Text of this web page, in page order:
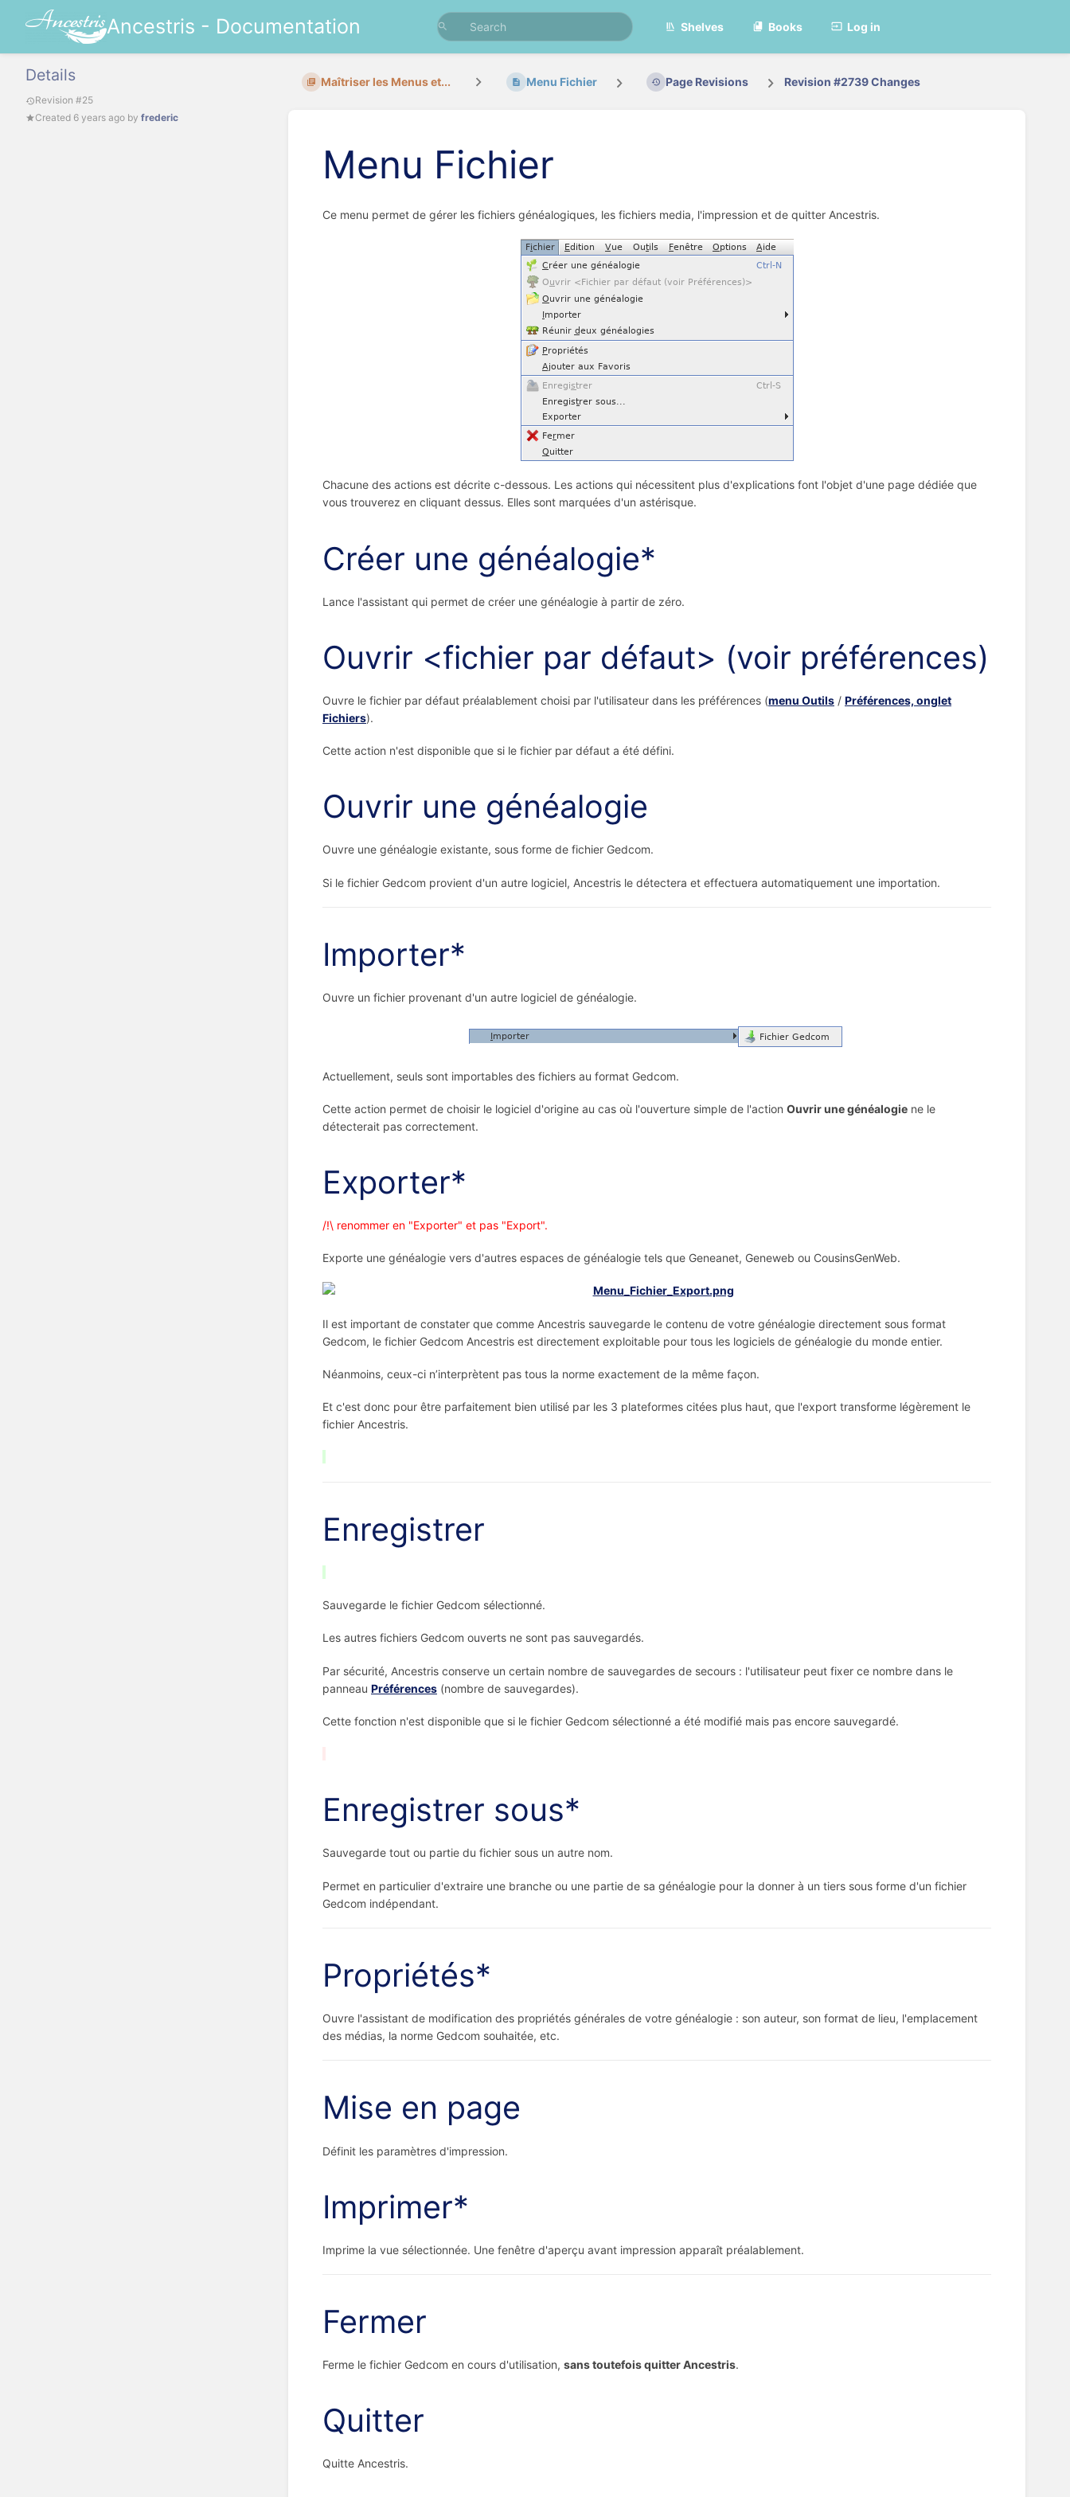
Ancestris - Documentation Shelves Books Log in
Details
Revision #25
Created 6 years ago by frederic
Maîtriser les Menus et... Menu Fichier Page Revisions Revision #2739 Changes
Menu Fichier
Ce menu permet de gérer les fichiers généalogiques, les fichiers media, l'impression et de quitter Ancestris.
Chacune des actions est décrite c-dessous. Les actions qui nécessitent plus d'explications font l'objet d'une page dédiée que
vous trouverez en cliquant dessus. Elles sont marquées d'un astérisque.
Créer une généalogie*
Lance l'assistant qui permet de créer une généalogie à partir de zéro.
Ouvrir <fichier par défaut> (voir préférences)
Ouvre le fichier par défaut préalablement choisi par l'utilisateur dans les préférences (menu Outils / Préférences, onglet
Fichiers).
Cette action n'est disponible que si le fichier par défaut a été défini.
Ouvrir une généalogie
Ouvre une généalogie existante, sous forme de fichier Gedcom.
Si le fichier Gedcom provient d'un autre logiciel, Ancestris le détectera et effectuera automatiquement une importation.
Importer*
Ouvre un fichier provenant d'un autre logiciel de généalogie.
Actuellement, seuls sont importables des fichiers au format Gedcom.
Cette action permet de choisir le logiciel d'origine au cas où l'ouverture simple de l'action Ouvrir une généalogie ne le
détecterait pas correctement.
Exporter*
/!\ renommer en "Exporter" et pas "Export".
Exporte une généalogie vers d'autres espaces de généalogie tels que Geneanet, Geneweb ou CousinsGenWeb.
Il est important de constater que comme Ancestris sauvegarde le contenu de votre généalogie directement sous format
Gedcom, le fichier Gedcom Ancestris est directement exploitable pour tous les logiciels de généalogie du monde entier.
Néanmoins, ceux-ci n’interprètent pas tous la norme exactement de la même façon.
Et c'est donc pour être parfaitement bien utilisé par les 3 plateformes citées plus haut, que l'export transforme légèrement le
fichier Ancestris.
Enregistrer
Sauvegarde le fichier Gedcom sélectionné.
Les autres fichiers Gedcom ouverts ne sont pas sauvegardés.
Par sécurité, Ancestris conserve un certain nombre de sauvegardes de secours : l'utilisateur peut fixer ce nombre dans le
panneau Préférences (nombre de sauvegardes).
Cette fonction n'est disponible que si le fichier Gedcom sélectionné a été modifié mais pas encore sauvegardé.
Enregistrer sous*
Sauvegarde tout ou partie du fichier sous un autre nom.
Permet en particulier d'extraire une branche ou une partie de sa généalogie pour la donner à un tiers sous forme d'un fichier
Gedcom indépendant.
Propriétés*
Ouvre l'assistant de modification des propriétés générales de votre généalogie : son auteur, son format de lieu, l'emplacement
des médias, la norme Gedcom souhaitée, etc.
Mise en page
Définit les paramètres d'impression.
Imprimer*
Imprime la vue sélectionnée. Une fenêtre d'aperçu avant impression apparaît préalablement.
Fermer
Ferme le fichier Gedcom en cours d'utilisation, sans toutefois quitter Ancestris.
Quitter
Quitte Ancestris.